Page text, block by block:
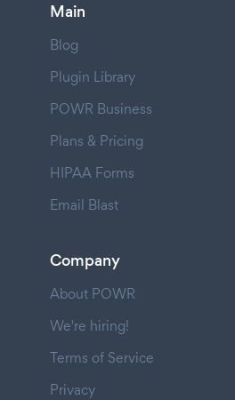
Main
Blog
Plugin Library
POWR Business
Plans & Pricing
HIPAA Forms
Email Blast
Company
About POWR
We're hiring!
Terms of Service
Privacy